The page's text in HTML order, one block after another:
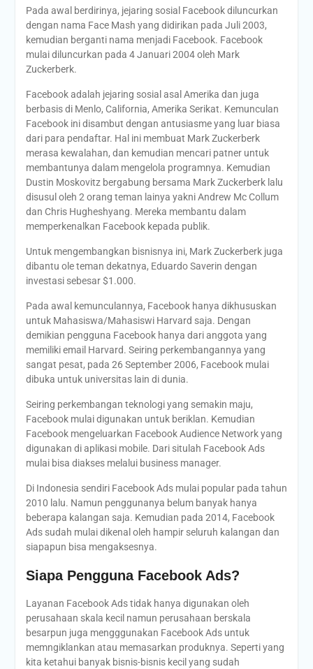
Pada awal berdirinya, jejaring sosial Facebook diluncurkan
dengan nama Face Mash yang didirikan pada Juli 2003,
kemudian berganti nama menjadi Facebook. Facebook
mulai diluncurkan pada 4 Januari 2004 oleh Mark
Zuckerberk.
Facebook adalah jejaring sosial asal Amerika dan juga
berbasis di Menlo, California, Amerika Serikat. Kemunculan
Facebook ini disambut dengan antusiasme yang luar biasa
dari para pendaftar. Hal ini membuat Mark Zuckerberk
merasa kewalahan, dan kemudian mencari patner untuk
membantunya dalam mengelola programnya. Kemudian
Dustin Moskovitz bergabung bersama Mark Zuckerberk lalu
disusul oleh 2 orang teman lainya yakni Andrew Mc Collum
dan Chris Hugheshyang. Mereka membantu dalam
memperkenalkan Facebook kepada publik.
Untuk mengembangkan bisnisnya ini, Mark Zuckerberk juga
dibantu ole teman dekatnya, Eduardo Saverin dengan
investasi sebesar $1.000.
Pada awal kemunculannya, Facebook hanya dikhususkan
untuk Mahasiswa/Mahasiswi Harvard saja. Dengan
demikian pengguna Facebook hanya dari anggota yang
memiliki email Harvard. Seiring perkembangannya yang
sangat pesat, pada 26 September 2006, Facebook mulai
dibuka untuk universitas lain di dunia.
Seiring perkembangan teknologi yang semakin maju,
Facebook mulai digunakan untuk beriklan. Kemudian
Facebook mengeluarkan Facebook Audience Network yang
digunakan di aplikasi mobile. Dari situlah Facebook Ads
mulai bisa diakses melalui business manager.
Di Indonesia sendiri Facebook Ads mulai popular pada tahun
2010 lalu. Namun penggunanya belum banyak hanya
beberapa kalangan saja. Kemudian pada 2014, Facebook
Ads sudah mulai dikenal oleh hampir seluruh kalangan dan
siapapun bisa mengaksesnya.
Siapa Pengguna Facebook Ads?
Layanan Facebook Ads tidak hanya digunakan oleh
perusahaan skala kecil namun perusahaan berskala
besarpun juga mengggunakan Facebook Ads untuk
memngiklankan atau memasarkan produknya. Seperti yang
kita ketahui banyak bisnis-bisnis kecil yang sudah